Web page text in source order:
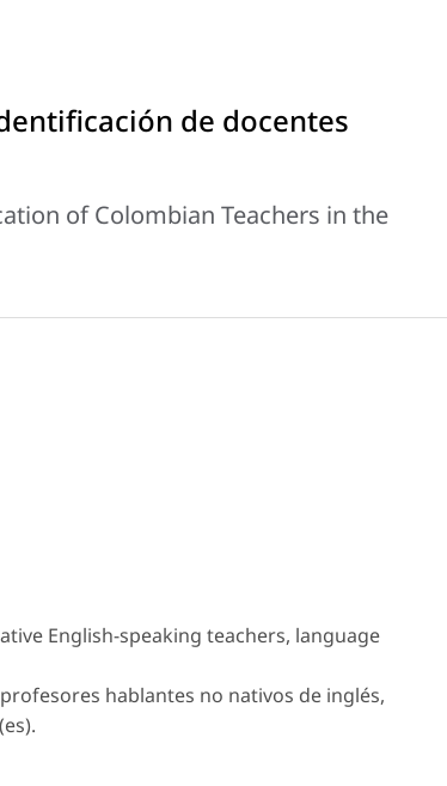
de docentes
of Colombian Teachers in the
English-speaking teachers, language
hablantes no nativos de inglés,